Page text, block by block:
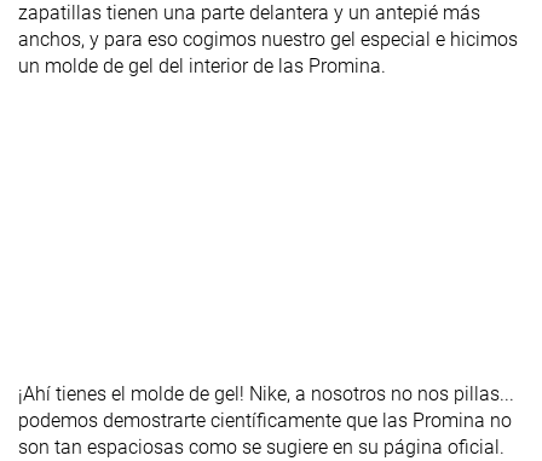
zapatillas tienen una parte delantera y un antepié más
anchos, y para eso cogimos nuestro gel especial e hicimos
un molde de gel del interior de las Promina.
¡Ahí tienes el molde de gel! Nike, a nosotros no nos pillas...
podemos demostrarte científicamente que las Promina no
son tan espaciosas como se sugiere en su página oficial.